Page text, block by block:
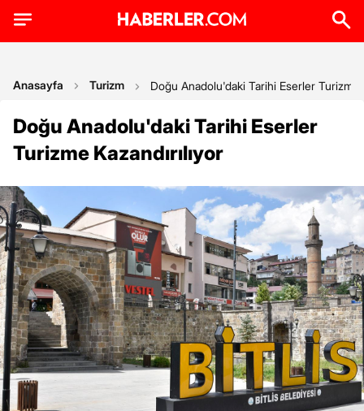
Anasayfa Turizm Doğu Anadolu'daki Tarihi Eserler Turizme
Doğu Anadolu'daki Tarihi Eserler
Turizme Kazandırılıyor